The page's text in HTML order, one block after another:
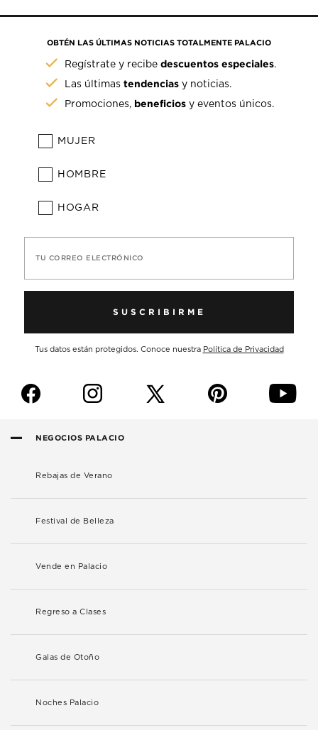
OBTÉN LAS ÚLTIMAS NOTICIAS TOTALMENTE PALACIO
Regístrate y recibedescuentos especiales.
Las últimastendencias y noticias.
Promociones, beneficios y eventos únicos.
MUJER
HOMBRE
HOGAR
TU CORREO ELECTRÓNICO
SUSCRIBIRME
Tus datos están protegidos. Conoce nuestra Política de Privacidad
f i p y
NEGOCIOS PALACIO
Rebajas de Verano
Festival de Belleza
Vende en Palacio
Regreso a Clases
Galas de Otoño
Noches Palacio